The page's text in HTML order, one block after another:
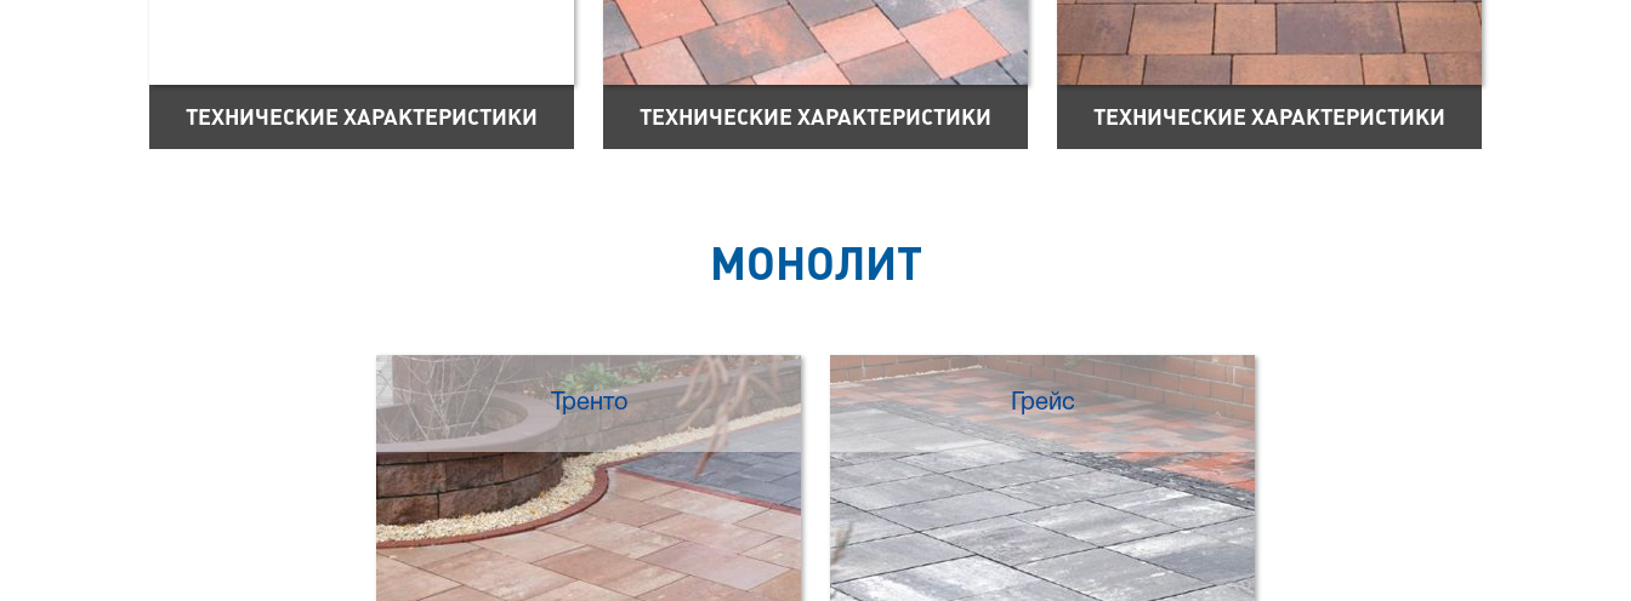
ТЕХНИЧЕСКИЕ ХАРАКТЕРИСТИКИ ТЕХНИЧЕСКИЕ ХАРАКТЕРИСТИКИ ТЕХНИЧЕСКИЕ ХАРАКТЕРИСТИКИ
МОНОЛИТ
Тренто Грейс